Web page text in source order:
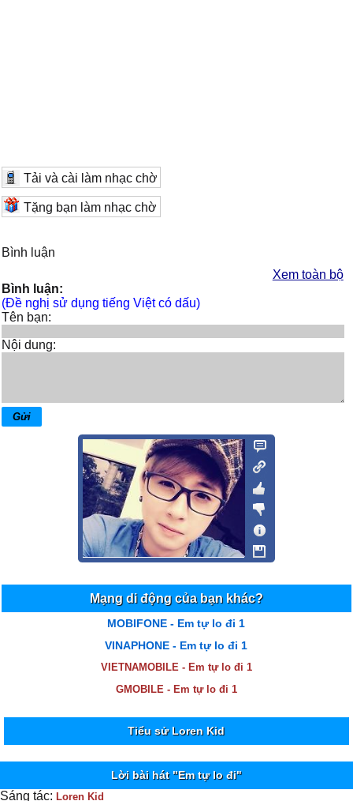
Tải và cài làm nhạc chờ
Tặng bạn làm nhạc chờ
Bình luận
Xem toàn bộ
Bình luận:
(Đề nghị sử dụng tiếng Việt có dấu)
Tên bạn:
Nội dung:
Mạng di động của bạn khác?
MOBIFONE - Em tự lo đi 1
VINAPHONE - Em tự lo đi 1
VIETNAMOBILE - Em tự lo đi 1
GMOBILE - Em tự lo đi 1
Tiểu sử Loren Kid
Lời bài hát "Em tự lo đi"
Sáng tác: Loren Kid